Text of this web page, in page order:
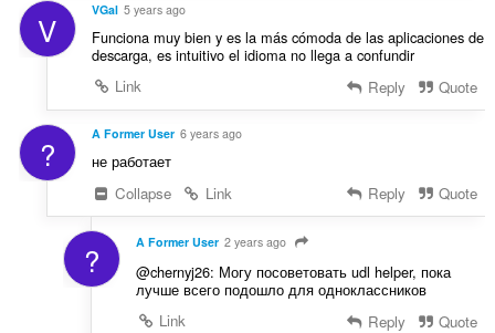
V VGal 5 years ago
Funciona muy bien y es la más cómoda de las aplicaciones de
descarga, es intuitivo el idioma no llega a confundir
Link
Reply Quote
? A Former User 6 years ago
не работает
Collapse
Link Reply Quote
? A Former User 2 years ago
@chernyj26: Могу посоветовать udl helper, пока
лучше всего подошло для одноклассников
Link
Reply Quote